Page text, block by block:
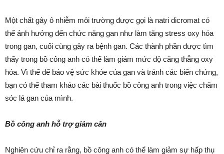
Một chất gây ô nhiễm môi trường được gọi là natri dicromat có
thể ảnh hưởng đến chức năng gan như làm tăng stress oxy hóa
trong gan, cuối cùng gây ra bệnh gan. Các thành phần được tìm
thấy trong bồ công anh có thể làm giảm mức độ căng thẳng oxy
hóa. Vì thế để bảo vệ sức khỏe của gan và tránh các biến chứng,
bạn có thể tham khảo các bài thuốc bồ công anh trong việc chăm
sóc lá gan của mình.
Bồ công anh hỗ trợ giảm cân
Nghiên cứu chỉ ra rằng, bồ công anh có thể làm giảm sự hấp thụ